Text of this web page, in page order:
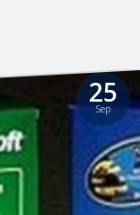
25
Sep